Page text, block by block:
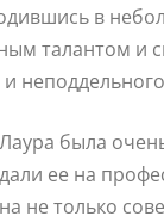
в
талантом и
была
ее на
не только